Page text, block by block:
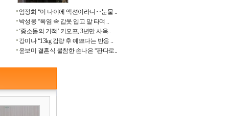
엄정화 “이 나이에 액션이라니‥눈물 ..
박성웅 “폭염 속 갑옷 입고 말 타며 ..
‘중소돌의 기적’ 키오프, 3년만 사옥..
강미나 “13kg 감량 후 예쁘다는 반응 ..
윤보미 결혼식 불참한 손나은 “판다로..